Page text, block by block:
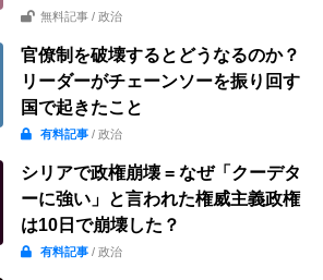
無料記事 / 政治
官僚制を破壊するとどうなるのか？
リーダーがチェーンソーを振り回す
国で起きたこと
有料記事 / 政治
シリアで政権崩壊 = なぜ「クーデタ
ーに強い」と言われた権威主義政権
は10日で崩壊した？
有料記事 / 政治